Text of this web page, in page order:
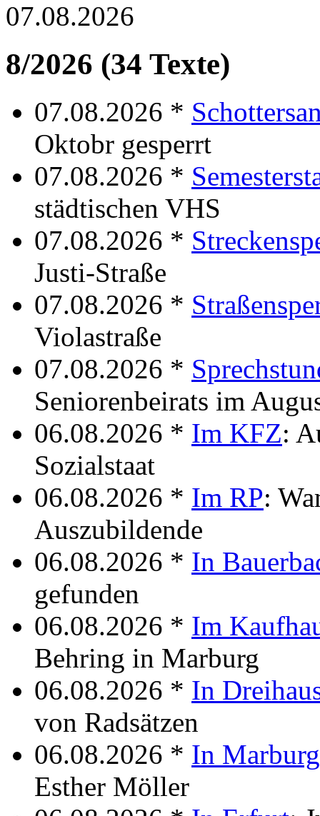
07.08.2026
8/2026 (34 Texte)
07.08.2026 *
Oktobr gesperrt
07.08.2026 *
städtischen VHS
07.08.2026 *
Justi-Straße
07.08.2026 *
Violastraße
07.08.2026 *
Seniorenbeirats im
06.08.2026 * Im KFZ:
Sozialstaat
06.08.2026 * Im RP:
Auszubildende
06.08.2026 * In
gefunden
06.08.2026 * Im
Behring in Marburg
06.08.2026 * In
von Radsätzen
06.08.2026 * In Marburg
Esther Möller